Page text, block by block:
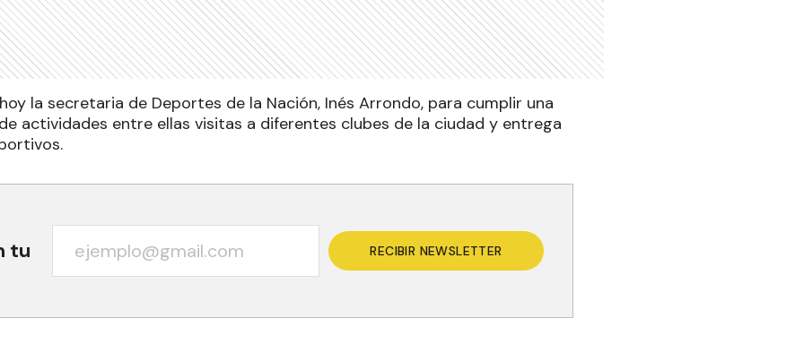
la secretaria de Deportes de la Nación, Inés Arrondo, para cumplir una
actividades entre ellas visitas a diferentes clubes de la ciudad y entrega
tu RECIBIR NEWSLETTER